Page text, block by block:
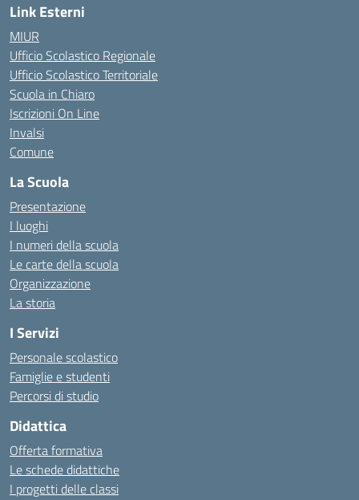
Link Esterni
MIUR
Ufficio Scolastico Regionale
Ufficio Scolastico Territoriale
Scuola in Chiaro
Iscrizioni On Line
Invalsi
Comune
La Scuola
Presentazione
I luoghi
I numeri della scuola
Le carte della scuola
Organizzazione
La storia
I Servizi
Personale scolastico
Famiglie e studenti
Percorsi di studio
Didattica
Offerta formativa
Le schede didattiche
I progetti delle classi